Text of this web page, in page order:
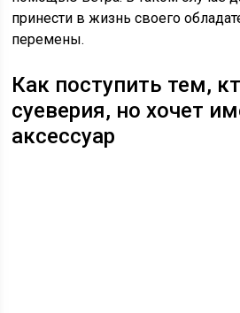
принести в жизнь своего
перемены.
Как поступить тем,
суеверия, но хочет
аксессуар